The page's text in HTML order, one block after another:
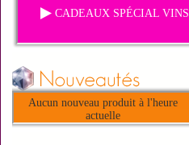
CADEAUX SPÉCIAL VINS
Aucun nouveau produit à l'heure
actuelle